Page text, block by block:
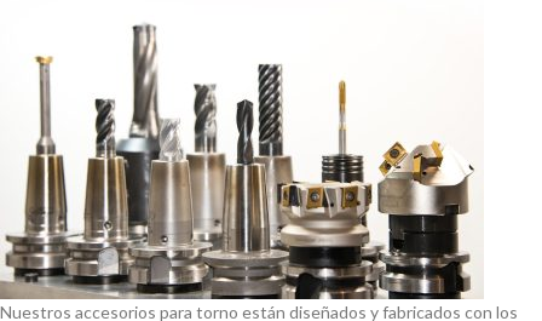
Nuestros accesorios para torno están diseñados y fabricados con los